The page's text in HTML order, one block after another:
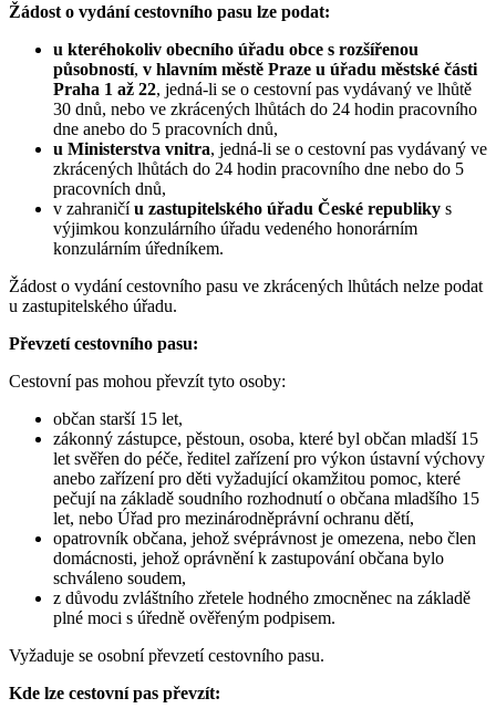
Žádost o vydání cestovního pasu lze podat:
u kteréhokoliv obecního úřadu obce s rozšířenou
působností, v hlavním městě Praze u úřadu městské části
Praha 1 až 22, jedná-li se o cestovní pas vydávaný ve lhůtě
30 dnů, nebo ve zkrácených lhůtách do 24 hodin pracovního
dne anebo do 5 pracovních dnů,
u Ministerstva vnitra, jedná-li se o cestovní pas vydávaný ve
zkrácených lhůtách do 24 hodin pracovního dne nebo do 5
pracovních dnů,
v zahraničíu zastupitelského úřadu České republiky s
výjimkou konzulárního úřadu vedeného honorárním
konzulárním úředníkem.
Žádost o vydání cestovního pasu ve zkrácených lhůtách nelze podat
u zastupitelského úřadu.
Převzetí cestovního pasu:
Cestovní pas mohou převzít tyto osoby:
občan starší 15 let,
zákonný zástupce, pěstoun, osoba, které byl občan mladší 15
let svěřen do péče, ředitel zařízení pro výkon ústavní výchovy
anebo zařízení pro děti vyžadující okamžitou pomoc, které
pečují na základě soudního rozhodnutí o občana mladšího 15
let, nebo Úřad pro mezinárodněprávní ochranu dětí,
opatrovník občana, jehož svéprávnost je omezena, nebo člen
domácnosti, jehož oprávnění k zastupování občana bylo
schváleno soudem,
z důvodu zvláštního zřetele hodného zmocněnec na základě
plné moci s úředně ověřeným podpisem.
Vyžaduje se osobní převzetí cestovního pasu.
Kde lze cestovní pas převzít: